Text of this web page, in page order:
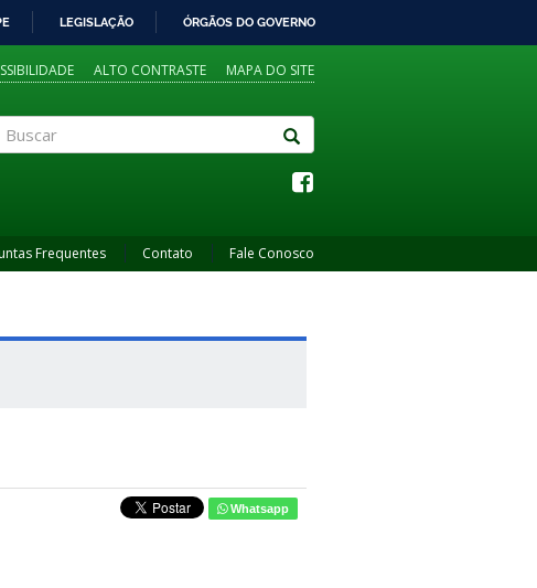
LEGISLAÇÃO ÓRGÃOS DO GOVERNO
ALTO CONTRASTE MAPA DO SITE
Frequentes Contato Fale Conosco
Whatsapp